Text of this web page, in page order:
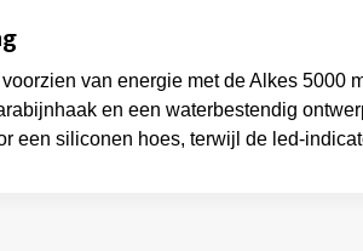
van energie met de Alkes 5000
en een waterbestendig
een siliconen hoes, terwijl de led-